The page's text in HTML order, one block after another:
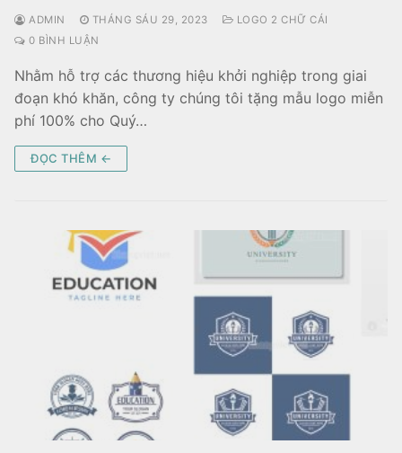
ADMIN THÁNG SÁU 29, 2023
LOGO 2 CHỮ CÁI
0 BÌNH LUẬN
Nhằm hỗ trợ các thương hiệu khởi nghiệp trong giai
đoạn khó khăn, công ty chúng tôi tặng mẫu logo miễn
phí 100% cho Quý…
ĐỌC THÊM ←